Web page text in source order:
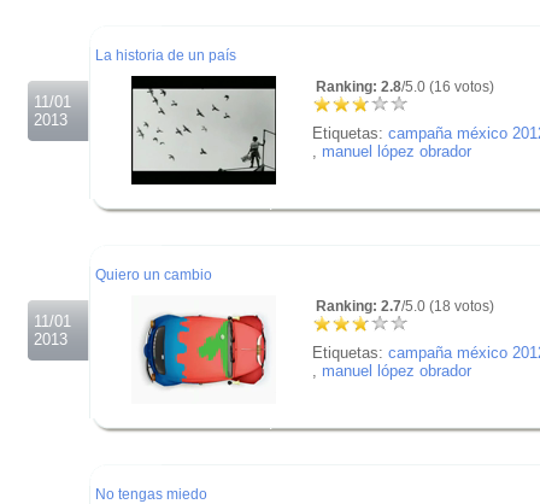
11/01
2013
La historia de un país
Ranking: 2.8/5.0 (16 votos)
Etiquetas: campaña méxico
manuel lópez obrador
11/01
2013
Quiero un cambio
Ranking: 2.7/5.0 (18 votos)
Etiquetas: campaña méxico
manuel lópez obrador
No tengas miedo